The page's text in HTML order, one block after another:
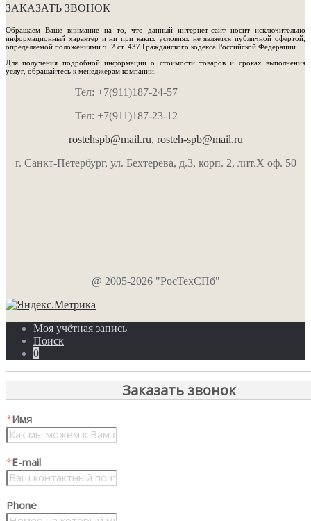
ЗАКАЗАТЬ ЗВОНОК
Обращаем Ваше внимание на то, что данный интернет-сайт носит исключительно
информационный характер и ни при каких условиях не является публичной офертой,
определяемой положениями ч. 2 ст. 437 Гражданского кодекса Российской Федерации.
Для получения подробной информации о стоимости товаров и сроках выполнения
услуг, обращайтесь к менеджерам компании.
Тел: +7(911)187-24-57
Тел: +7(911)187-23-12
rostehspb@mail.ru, rosteh-spb@mail.ru
г. Санкт-Петербург, ул. Бехтерева, д.3, корп. 2, лит.Х оф. 50
@ 2005-2026 "РосТехСПб"
Моя учётная запись
Поиск
0
Заказать звонок
*Имя
*E-mail
Phone